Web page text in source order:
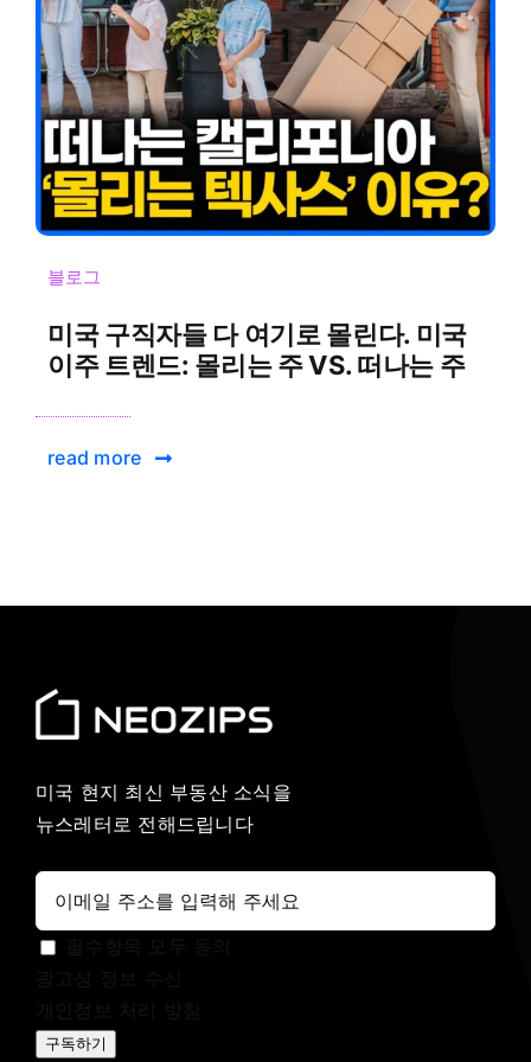
블로그
미국 구직자들 다 여기로 몰린다. 미국
이주 트렌드: 몰리는 주 VS. 떠나는 주
read more
미국 현지 최신 부동산 소식을
뉴스레터로 전해드립니다
구독하기